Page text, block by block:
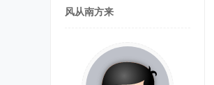
风从南方来